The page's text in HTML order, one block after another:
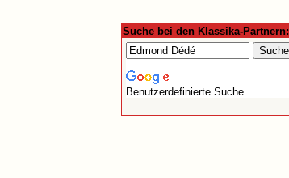
Suche bei den Klassika-Partnern:
Benutzerdefinierte Suche